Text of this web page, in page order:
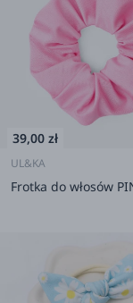
39,00 zł
UL&KA
Frotka do włosów